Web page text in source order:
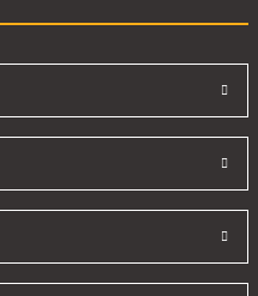
öneri formunu
görüntülenemiyor.
bulunuyor.
pahalı.
olmalı.